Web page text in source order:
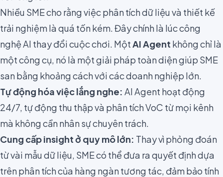
Nhiều SME cho rằng việc phân tích dữ liệu và thiết kế
trải nghiệm là quá tốn kém. Đây chính là lúc công
nghệ AI thay đổi cuộc chơi. MộtAI Agent không chỉ là
một công cụ, nó là một giải pháp toàn diện giúp SME
san bằng khoảng cách với các doanh nghiệp lớn.
Tự động hóa việc lắng nghe: AI Agent hoạt động
24/7, tự động thu thập và phân tích VoC từ mọi kênh
mà không cần nhân sự chuyên trách.
Cung cấp insight ở quy mô lớn: Thay vì phỏng đoán
từ vài mẫu dữ liệu, SME có thể đưa ra quyết định dựa
trên phân tích của hàng ngàn tương tác, đảm bảo tính